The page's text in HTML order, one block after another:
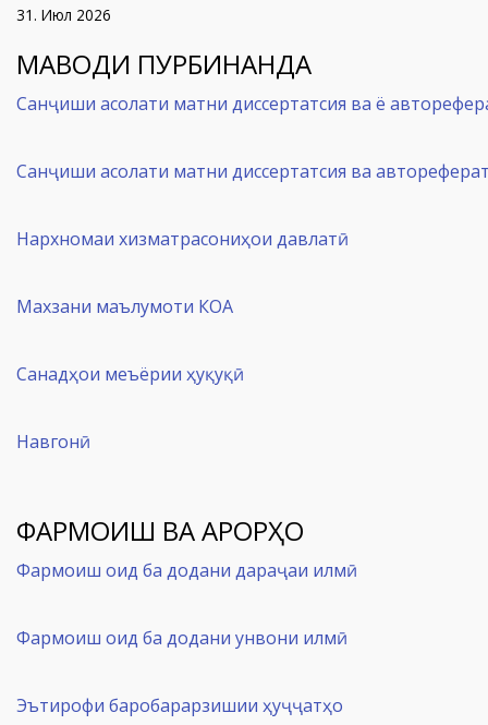
31. Июл 2026
МАВОДИ ПУРБИНАНДА
Санҷиши асолати матни диссертатсия ва ё
Санҷиши асолати матни диссертатсия ва
Нархномаи хизматрасониҳои давлатӣ
Махзани маълумоти КОА
Санадҳои меъёрии ҳуқуқӣ
Навгонӣ
ФАРМОИШ ВА ҚАРОРҲО
Фармоиш оид ба додани дараҷаи илмӣ
Фармоиш оид ба додани унвони илмӣ
Эътирофи баробарарзишии ҳуҷҷатҳо